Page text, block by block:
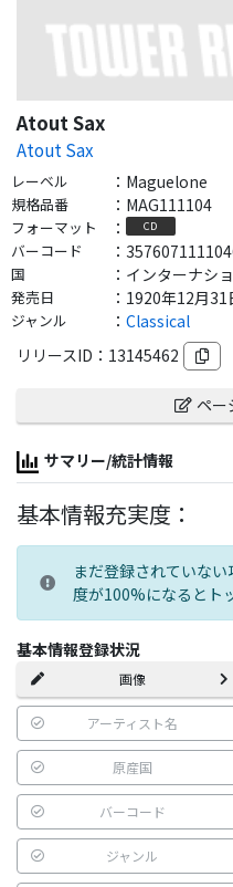
Atout Sax
Atout Sax
レーベル ： Maguelone
規格品番 ： MAG111104
フォーマット ： CD
バーコード ：
国 ： インターナシ
発売日 ： 1920年12月31
ジャンル ： Classical
リリースID： 13145462
ペー
サマリー/統計情報
基本情報充実度：
まだ登録されていな
度が100%になるとト
基本情報登録状況
画像
アーティスト名
原産国
バーコード
ジャンル